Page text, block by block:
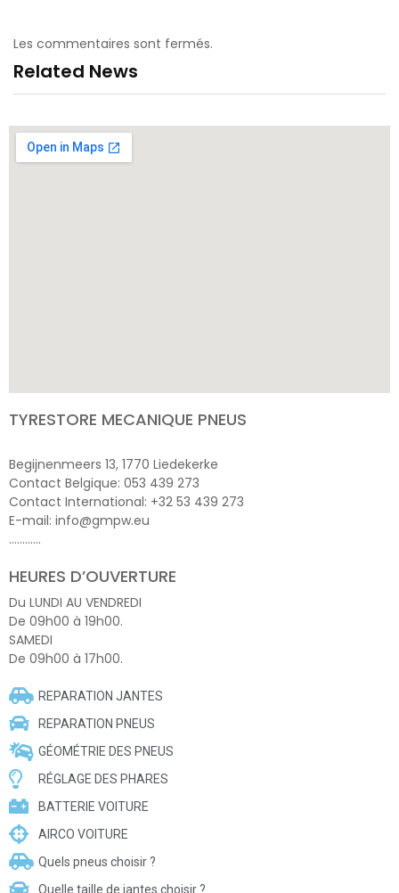
Les commentaires sont fermés.
Related News
TYRESTORE MECANIQUE PNEUS
Begijnenmeers 13, 1770 Liedekerke
Contact Belgique: 053 439 273
Contact International: +32 53 439 273
E-mail: info@gmpw.eu
…………
HEURES D’OUVERTURE
Du LUNDI AU VENDREDI
De 09h00 à 19h00.
SAMEDI
De 09h00 à 17h00.
REPARATION JANTES
REPARATION PNEUS
GÉOMÉTRIE DES PNEUS
RÉGLAGE DES PHARES
BATTERIE VOITURE
AIRCO VOITURE
Quels pneus choisir ?
Quelle taille de jantes choisir ?